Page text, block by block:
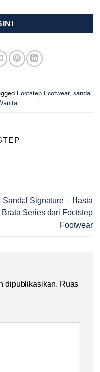
Footstep Footwear, sandal
.
Sandal Signature – Hasta
Brata Series dari Footstep
Footwear
dipublikasikan. Ruas